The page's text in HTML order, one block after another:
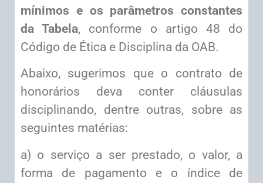
mínimos e os parâmetros constantes
da Tabela, conforme o artigo 48 do
Código de Ética e Disciplina da OAB.
Abaixo, sugerimos que o contrato de
honorários deva conter cláusulas
disciplinando, dentre outras, sobre as
seguintes matérias:
a) o serviço a ser prestado, o valor, a
forma de pagamento e o índice de